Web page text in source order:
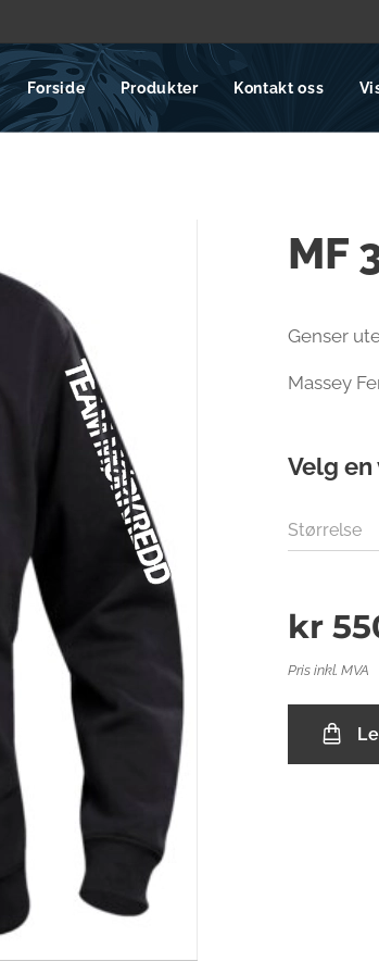
Forside Produkter Kontakt oss
MF
Genser
Massey
Velg
Størrelse
kr
Pris inkl. MVA